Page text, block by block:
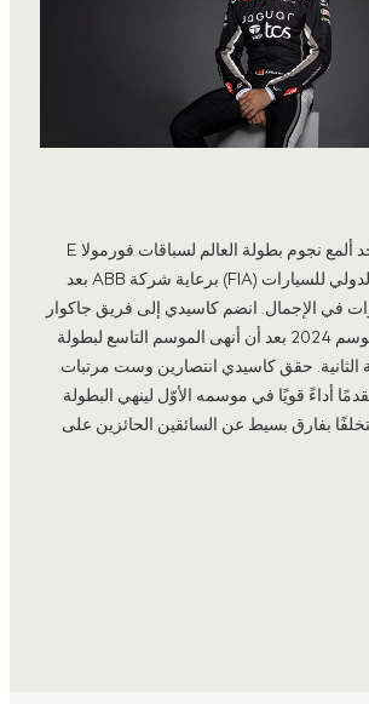
برز نيك كاسيدي كأحد ألمع نجوم بطولة العالم لسباقات فورمولا E
التي ينظمها الاتحاد الدولي للسيارات (FIA) برعاية شركة ABB بعد
في الإجمال. انضم كاسيدي إلى فريق جاكوار
TCS Racing في موسم 2024 بعد أن أنهى الموسم التاسع لبطولة
الثانية. حقق كاسيدي انتصارين وست مرتبات
أداءً قويًا في موسمه الأوّل لينهي البطولة
بفارق بسيط عن السائقين الحائزين على